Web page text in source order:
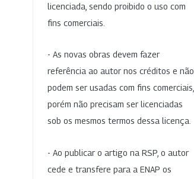
licenciada, sendo proibido o uso com
fins comerciais.
- As novas obras devem fazer
referência ao autor nos créditos e não
podem ser usadas com fins comerciais,
porém não precisam ser licenciadas
sob os mesmos termos dessa licença.
- Ao publicar o artigo na RSP, o autor
cede e transfere para a ENAP os